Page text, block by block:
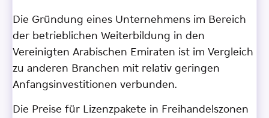
Die Gründung eines Unternehmens im Bereich
der betrieblichen Weiterbildung in den
Vereinigten Arabischen Emiraten ist im Vergleich
zu anderen Branchen mit relativ geringen
Anfangsinvestitionen verbunden.
Die Preise für Lizenzpakete in Freihandelszonen